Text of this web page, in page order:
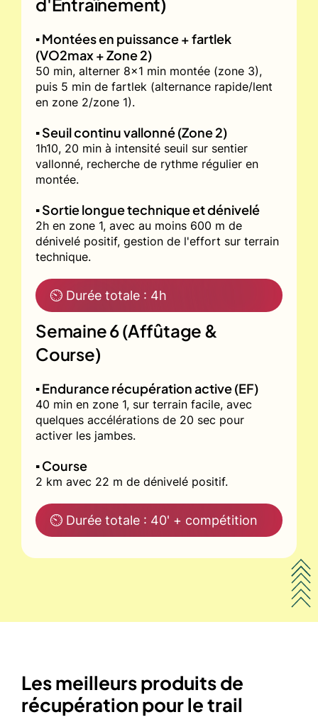
▪️ Montées en puissance + fartlek
(VO2max + Zone 2)
50 min, alterner 8x1 min montée (zone 3),
puis 5 min de fartlek (alternance rapide/lent
en zone 2/zone 1).
▪️ Seuil continu vallonné (Zone 2)
1h10, 20 min à intensité seuil sur sentier
vallonné, recherche de rythme régulier en
montée.
▪️ Sortie longue technique et dénivelé
2h en zone 1, avec au moins 600 m de
dénivelé positif, gestion de l'effort sur terrain
technique.
⏲ Durée totale : 4h
Semaine 6 (Affûtage &
Course)
▪️ Endurance récupération active (EF)
40 min en zone 1, sur terrain facile, avec
quelques accélérations de 20 sec pour
activer les jambes.
▪️ Course
2 km avec 22 m de dénivelé positif.
⏲ Durée totale : 40' + compétition
Les meilleurs produits de
récupération pour le trail